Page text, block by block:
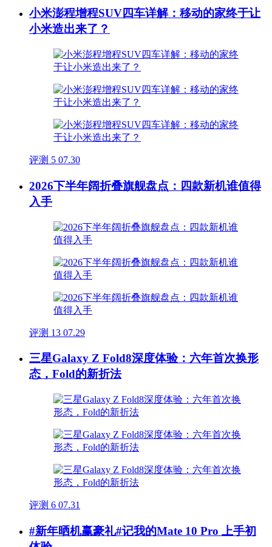
小米澎程增程SUV四车详解：移动的家终于让
小米造出来了？
评测 5 07.30
2026下半年阔折叠旗舰盘点：四款新机谁值得
入手
评测 13 07.29
三星Galaxy Z Fold8深度体验：六年首次换形
态，Fold的新折法
评测 6 07.31
#新年晒机赢豪礼#记我的Mate 10 Pro 上手初